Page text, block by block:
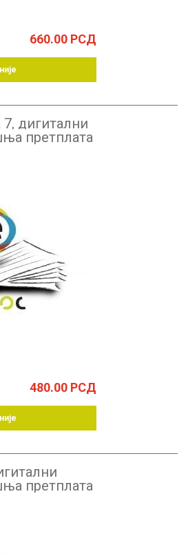
660.00 РСД
дигитални
претплата
480.00 РСД
претплата